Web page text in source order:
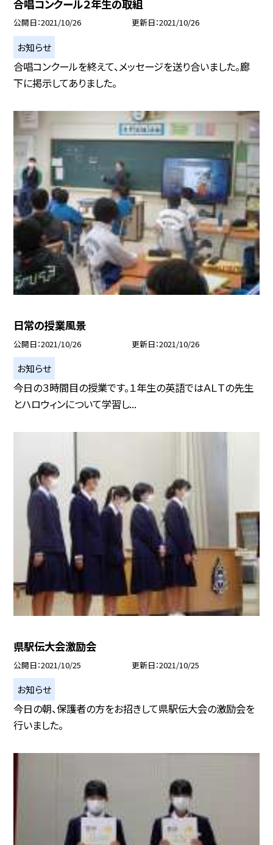
合唱コンクール２年生の取組
公開日 2021/10/26 更新日 2021/10/26
お知らせ
合唱コンクールを終えて、メッセージを送り合いました。廊
下に掲示してありました。
日常の授業風景
公開日 2021/10/26 更新日 2021/10/26
お知らせ
今日の３時間目の授業です。１年生の英語ではＡＬＴの先生
とハロウィンについて学習し...
県駅伝大会激励会
公開日 2021/10/25 更新日 2021/10/25
お知らせ
今日の朝、保護者の方をお招きして県駅伝大会の激励会を
行いました。